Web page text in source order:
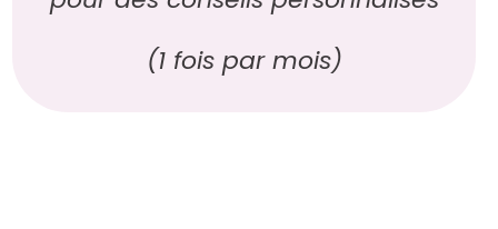
(1 fois par mois)